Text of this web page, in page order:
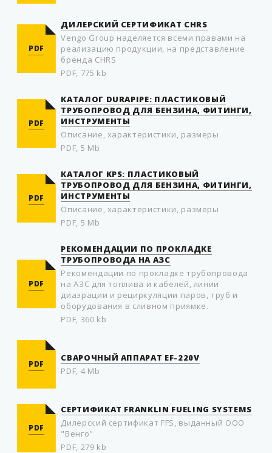
PDF
ДИЛЕРСКИЙ СЕРТИФИКАТ ​CHRS
Vengo Group наделяется всеми правами на
реализацию продукции, на представление
бренда CHRS
PDF, 775 kb
PDF
КАТАЛОГ DURAPIPE: ПЛАСТИКОВЫЙ
ТРУБОПРОВОД ДЛЯ БЕНЗИНА, ФИТИНГИ,
ИНСТРУМЕНТЫ
Описание, характеристики, размеры
PDF, 5 Mb
PDF
КАТАЛОГ KPS: ПЛАСТИКОВЫЙ
ТРУБОПРОВОД ДЛЯ БЕНЗИНА, ФИТИНГИ,
ИНСТРУМЕНТЫ
Описание, характеристики, размеры
PDF, 5 Mb
PDF
РЕКОМЕНДАЦИИ ПО ПРОКЛАДКЕ
ТРУБОПРОВОДА НА АЗС
Рекомендации по прокладке трубопровода
на АЗС для топлива и кабелей, линии
диаэрации и рециркуляции паров, труб и
оборудования в сливном приямке.
PDF, 360 kb
PDF
СВАРОЧНЫЙ АППАРАТ EF-220V
PDF, 4 Mb
PDF
СЕРТИФИКАТ FRANKLIN FUELING SYSTEMS
Дилерский сертификат FFS, выданный ООО
"Венго"
PDF, 279 kb